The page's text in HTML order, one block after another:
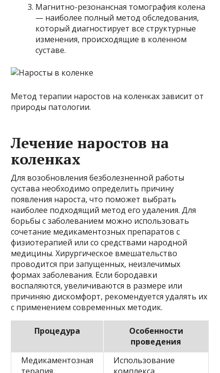
Магнитно-резонансная томография колена
— наиболее полный метод обследования,
который диагностирует все структурные
изменения, происходящие в коленном
суставе.
Метод терапии наростов на коленках зависит от
природы патологии.
Лечение наростов на
коленках
Для возобновления безболезненной работы
сустава необходимо определить причину
появления нароста, что поможет выбрать
наиболее подходящий метод его удаления. Для
борьбы с заболеванием можно использовать
сочетание медикаментозных препаратов с
физиотерапией или со средствами народной
медицины. Хирургическое вмешательство
проводится при запущенных, неизлечимых
формах заболевания. Если бородавки
воспаляются, увеличиваются в размере или
причиняю дискомфорт, рекомендуется удалять их
с применением современных методик.
Процедура
Особенности
проведения
Медикаментозная
Использование